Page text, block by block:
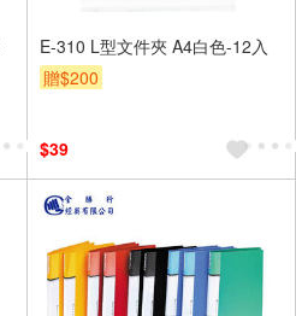
E-310 L型文件夾 A4白色-12入
贈$200
$39